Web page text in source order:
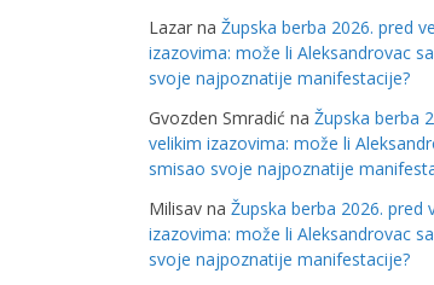
Lazar na Župska berba 2026. pred
izazovima: može li Aleksandrovac
svoje najpoznatije manifestacije?
Gvozden Smradić na Župska berba
velikim izazovima: može li
smisao svoje najpoznatije
Milisav na Župska berba 2026. pred
izazovima: može li Aleksandrovac
svoje najpoznatije manifestacije?